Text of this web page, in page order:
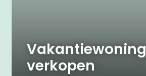
Vakantiewoning
verkopen